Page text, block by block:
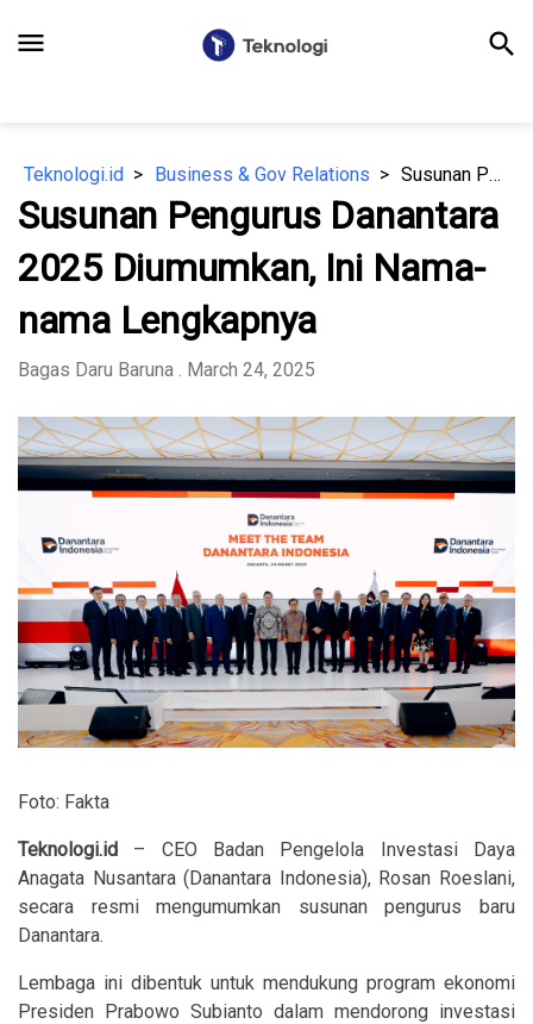
menu search
Teknologi.id Business & Gov Relations Susunan Pengurus Danantara 2025 Diumumkan, Ini Nama-nama Lengkapnya
Susunan Pengurus Danantara
2025 Diumumkan, Ini Nama-
nama Lengkapnya
Bagas Daru Baruna . March 24, 2025
Foto: Fakta
Teknologi.id – CEO Badan Pengelola Investasi Daya
Anagata Nusantara (Danantara Indonesia), Rosan Roeslani,
secara resmi mengumumkan susunan pengurus baru
Danantara.
Lembaga ini dibentuk untuk mendukung program ekonomi
Presiden Prabowo Subianto dalam mendorong investasi